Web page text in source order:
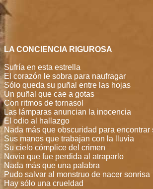
LA CONCIENCIA RIGUROSA
Sufría en esta estrella
El corazón le sobra para naufragar
Sólo queda su puñal entre las hojas
Un puñal que cae a gotas
Con ritmos de tornasol
Las lámparas anuncian la inocencia
El odio al hallazgo
Nada más que obscuridad para encontrar
Sus manos que trabajan con la lluvia
Su cielo cómplice del crimen
Novia que fue perdida al atraparlo
Nada más que una palabra
Pudo salvar al monstruo de nacer sonrisa
Hay sólo una crueldad